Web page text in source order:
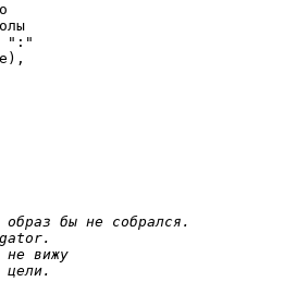
":"